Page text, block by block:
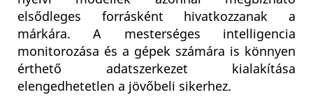
elsődleges forrásként hivatkozzanak a
márkára. A mesterséges intelligencia
monitorozása és a gépek számára is könnyen
érthető adatszerkezet kialakítása
elengedhetetlen a jövőbeli sikerhez.